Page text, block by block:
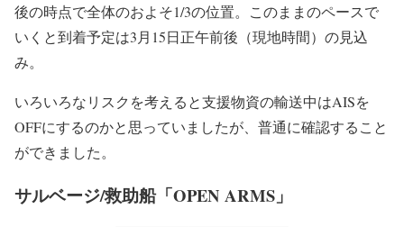
後の時点で全体のおよそ1/3の位置。このままのペースで
いくと到着予定は3月15日正午前後（現地時間）の見込
み。
いろいろなリスクを考えると支援物資の輸送中はAISを
OFFにするのかと思っていましたが、普通に確認すること
ができました。
サルベージ/救助船「OPEN ARMS」